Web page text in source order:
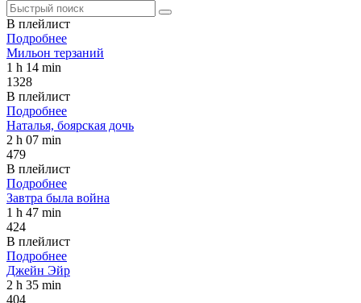
В плейлист
Подробнее
Мильон терзаний
1 h 14 min
1328
В плейлист
Подробнее
Наталья, боярская дочь
2 h 07 min
479
В плейлист
Подробнее
Завтра была война
1 h 47 min
424
В плейлист
Подробнее
Джейн Эйр
2 h 35 min
404